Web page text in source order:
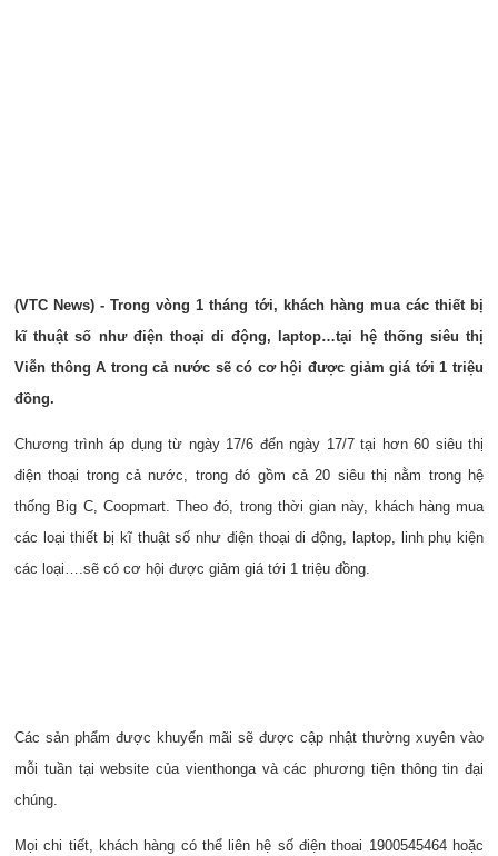
(VTC News) - Trong vòng 1 tháng tới, khách hàng mua các thiết bị
kĩ thuật số như điện thoại di động, laptop…tại hệ thống siêu thị
Viễn thông A trong cả nước sẽ có cơ hội được giảm giá tới 1 triệu
đồng.
Chương trình áp dụng từ ngày 17/6 đến ngày 17/7 tại hơn 60 siêu thị
điện thoại trong cả nước, trong đó gồm cả 20 siêu thị nằm trong hệ
thống Big C, Coopmart. Theo đó, trong thời gian này, khách hàng mua
các loại thiết bị kĩ thuật số như điện thoại di động, laptop, linh phụ kiện
các loại….sẽ có cơ hội được giảm giá tới 1 triệu đồng.
Các sản phẩm được khuyến mãi sẽ được cập nhật thường xuyên vào
mỗi tuần tại website của vienthonga và các phương tiện thông tin đại
chúng.
Mọi chi tiết, khách hàng có thể liên hệ số điện thoai 1900545464 hoặc